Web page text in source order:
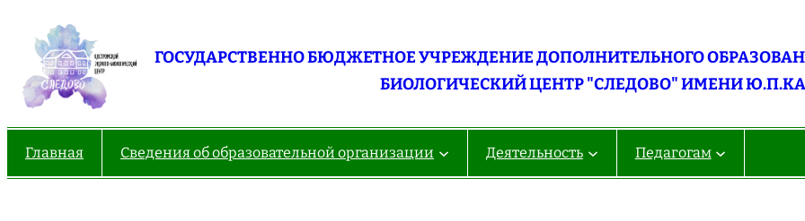
содержимому
ГОСУДАРСТВЕННО БЮДЖЕТНОЕ УЧРЕЖДЕНИЕ ДОПОЛНИТЕЛЬНОГО
БИОЛОГИЧЕСКИЙ ЦЕНТР "СЛЕДОВО" ИМЕНИ
Главная Сведения об образовательной организации Деятельность Педагогам